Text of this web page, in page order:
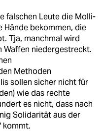
falschen Leute die Molli-
Hände bekommen, die
Tja, manchmal wird
Waffen niedergestreckt.
Methoden
sollen sicher nicht für
wie das rechte
es nicht, dass nach
Solidarität aus der
kommt.